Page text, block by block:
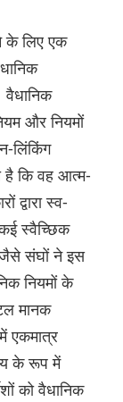
के लिए एक
वैधानिक
और नियमों
लिंकिंग
है कि वह आत्म-
द्वारा स्व-
स्वैच्छिक
जैसे संघों ने इस
नियमों के
मानक
एकमात्र
के रूप में
को वैधानिक